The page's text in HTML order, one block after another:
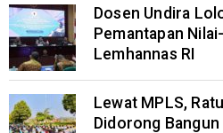
Dosen Undira
Pemantapan
Lemhannas RI
Lewat MPLS,
Didorong